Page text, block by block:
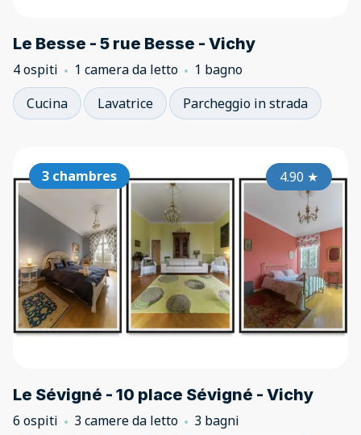
Le Besse - 5 rue Besse - Vichy
4 ospiti 1 camera da letto
1 bagno
Cucina
Lavatrice Parcheggio in strada
3 chambres 4.90 ★
Le Sévigné - 10 place Sévigné - Vichy
6 ospiti 3 camere da letto
3 bagni